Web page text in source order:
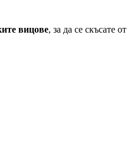
вицове, за да се скъсате от